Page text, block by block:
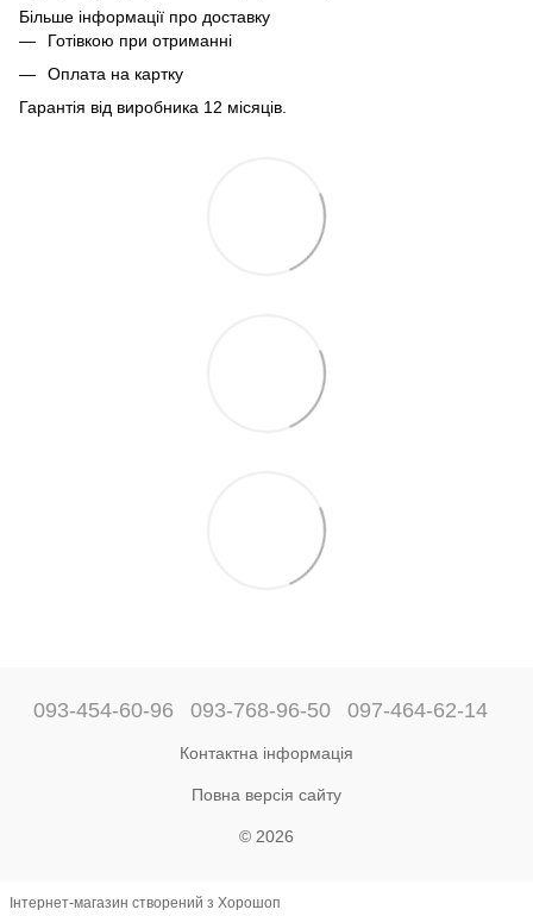
Більше інформації про доставку
Готівкою при отриманні
Оплата на картку
Гарантія від виробника 12 місяців.
093-454-60-96 093-768-96-50 097-464-62-14
Контактна інформація
Повна версія сайту
© 2026
Інтернет-магазин створений з Хорошоп